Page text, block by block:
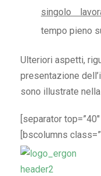
singolo
tempo pieno
Ulteriori aspetti,
presentazione
sono illustrate
[separator
[bscolumns